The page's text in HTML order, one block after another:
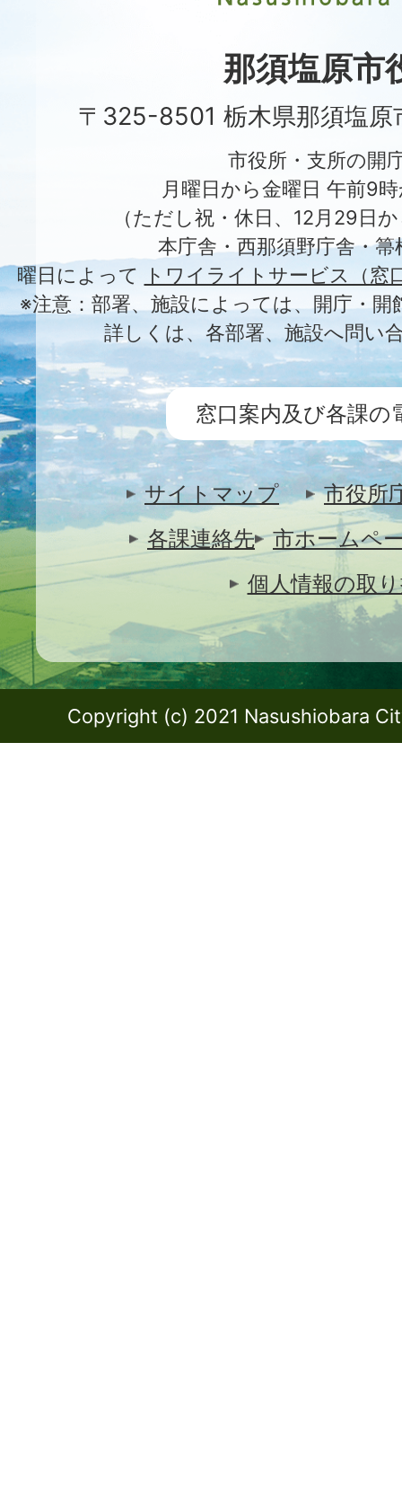
City
那須塩原市
〒325-8501 栃木県那須塩原
市役所・支所の開
月曜日から金曜日 午前9
（ただし祝・休日、12月29日
本庁舎・西那須野庁舎・
曜日によって
トワイライトサービス（窓
※注意：部署、施設によっては、開庁・
詳しくは、各部署、施設へ問い
窓口案内及び各課の
サイトマップ
市役所
各課連絡先
市ホームペ
個人情報の取
Copyright (c) 2021 Nasushiobara